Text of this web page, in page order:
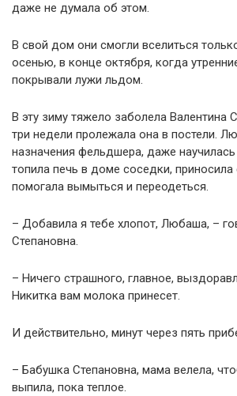
даже не думала об этом.
В свой дом они смогли вселиться
осенью, в конце октября, когда
покрывали лужи льдом.
В эту зиму тяжело заболела Валентина
три недели пролежала она в постели.
назначения фельдшера, даже
топила печь в доме соседки, приносила
помогала вымыться и переодеться.
– Добавила я тебе хлопот, Любаша, –
Степановна.
– Ничего страшного, главное,
Никитка вам молока принесет.
И действительно, минут через пять
– Бабушка Степановна, мама велела,
выпила, пока теплое.